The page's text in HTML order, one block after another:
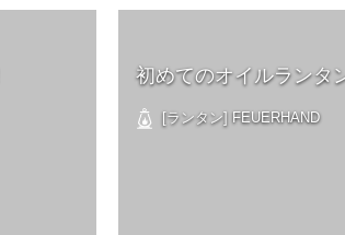
初めてのオイルランタ
[ランタン] FEUERHAND